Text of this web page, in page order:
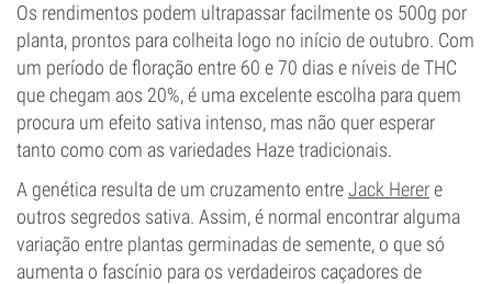
Os rendimentos podem ultrapassar facilmente os 500g por
planta, prontos para colheita logo no início de outubro. Com
um período de floração entre 60 e 70 dias e níveis de THC
que chegam aos 20%, é uma excelente escolha para quem
procura um efeito sativa intenso, mas não quer esperar
tanto como com as variedades Haze tradicionais.
A genética resulta de um cruzamento entreJack Herere
outros segredos sativa. Assim, é normal encontrar alguma
variação entre plantas germinadas de semente, o que só
aumenta o fascínio para os verdadeiros caçadores de